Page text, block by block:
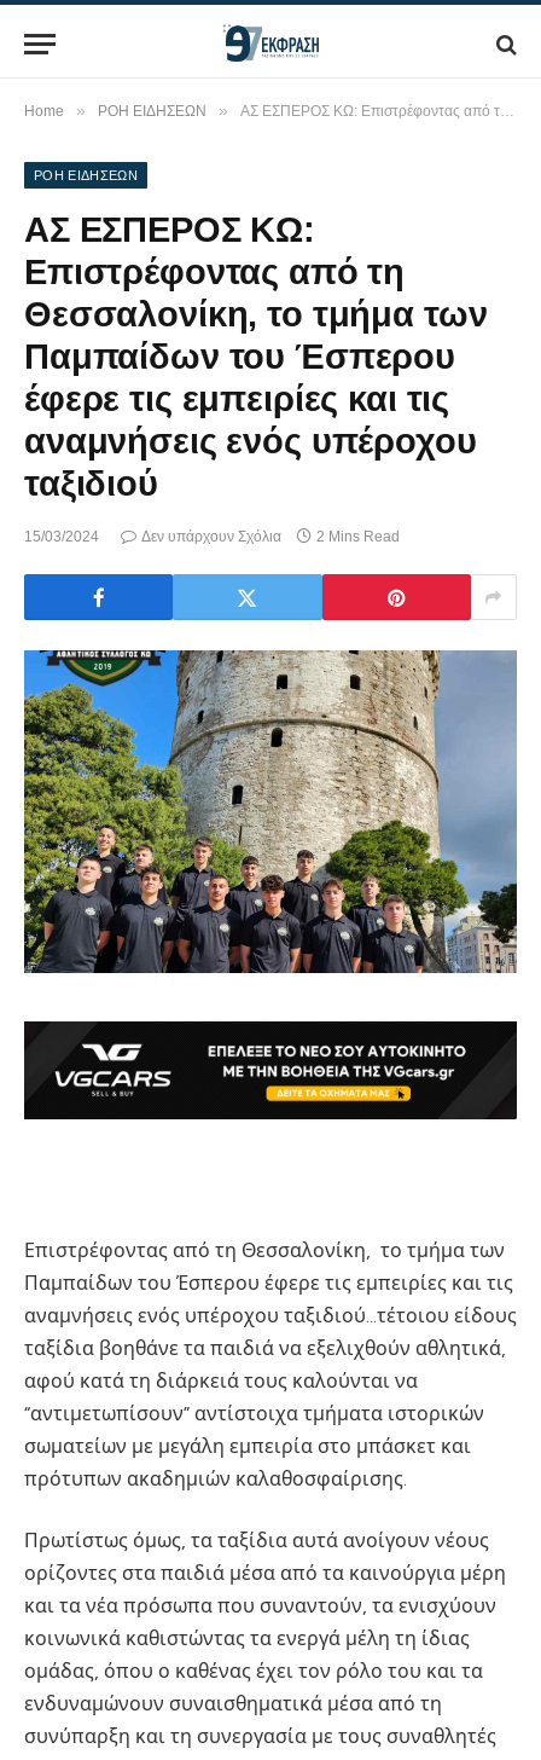
Home » ΡΟΗ ΕΙΔΗΣΕΩΝ » ΑΣ ΕΣΠΕΡΟΣ ΚΩ: Επιστρέφοντας από τη Θεσσαλονίκη, το τμήμα των Παμπαίδων του Έσπερου έφερε τις εμπειρίες και τις αναμνήσεις ενός υπέροχου ταξιδιού
ΡΟΗ ΕΙΔΗΣΕΩΝ
ΑΣ ΕΣΠΕΡΟΣ ΚΩ:
Επιστρέφοντας από τη
Θεσσαλονίκη, το τμήμα των
Παμπαίδων του Έσπερου
έφερε τις εμπειρίες και τις
αναμνήσεις ενός υπέροχου
ταξιδιού
15/03/2024 Δεν υπάρχουν Σχόλια 2 Mins Read
Επιστρέφοντας από τη Θεσσαλονίκη, το τμήμα των
Παμπαίδων του Έσπερου έφερε τις εμπειρίες και τις
αναμνήσεις ενός υπέροχου ταξιδιού…τέτοιου είδους
ταξίδια βοηθάνε τα παιδιά να εξελιχθούν αθλητικά,
αφού κατά τη διάρκειά τους καλούνται να
“αντιμετωπίσουν” αντίστοιχα τμήματα ιστορικών
σωματείων με μεγάλη εμπειρία στο μπάσκετ και
πρότυπων ακαδημιών καλαθοσφαίρισης.
Πρωτίστως όμως, τα ταξίδια αυτά ανοίγουν νέους
ορίζοντες στα παιδιά μέσα από τα καινούργια μέρη
και τα νέα πρόσωπα που συναντούν, τα ενισχύουν
κοινωνικά καθιστώντας τα ενεργά μέλη τη ίδιας
ομάδας, όπου ο καθένας έχει τον ρόλο του και τα
ενδυναμώνουν συναισθηματικά μέσα από τη
συνύπαρξη και τη συνεργασία με τους συναθλητές